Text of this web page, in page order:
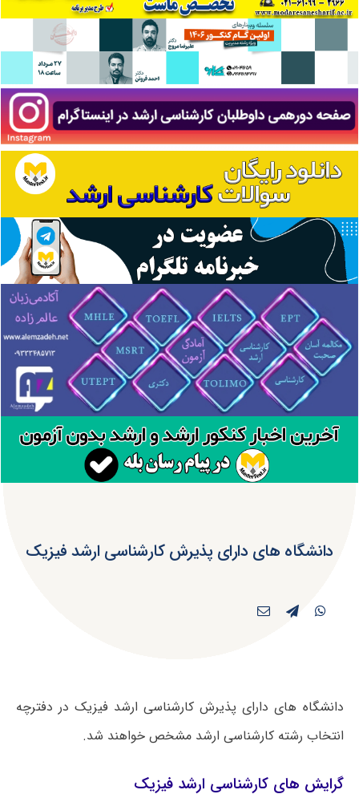
دانشگاه های دارای پذیرش کارشناسی ارشد فیزیک
دانشگاه های دارای پذیرش کارشناسی ارشد فیزیک در دفترچه
انتخاب رشته کارشناسی ارشد مشخص خواهند شد.
گرایش های کارشناسی ارشد فیزیک